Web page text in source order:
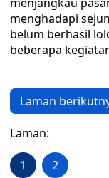
menghadapi
belum berhasil
beberapa
Laman
Laman:
1 2